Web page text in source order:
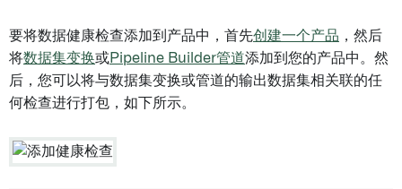
要将数据健康检查添加到产品中，首先创建一个产品 ，然后
将数据集变换或Pipeline Builder管道添加到您的产品中。然
后，您可以将与数据集变换或管道的输出数据集相关联的任
何检查进行打包，如下所示。